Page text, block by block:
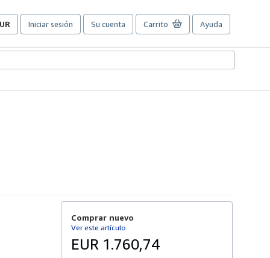
Iniciar sesión Su cuenta Carrito Ayuda
Comprar nuevo
Ver este artículo
EUR 1.760,74